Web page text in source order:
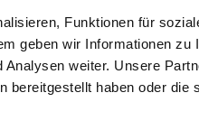
Funktionen für
geben wir Informationen zu
weiter. Unsere
haben oder die
Angaben
nie gegeben. Die
eine literarische